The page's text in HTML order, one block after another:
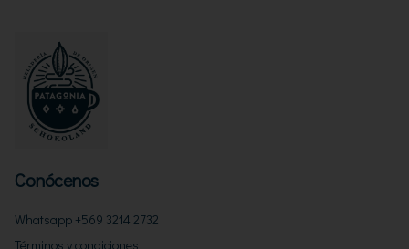
Conócenos
Whatsapp +569 3214 2732
Términos y condiciones